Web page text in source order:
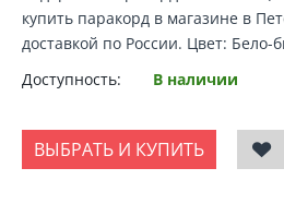
купить паракорд в магазине в
доставкой по России. Цвет: Бело-
Доступность:
В наличии
ВЫБРАТЬ И КУПИТЬ